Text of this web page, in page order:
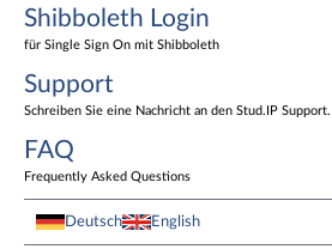
Shibboleth Login
für Single Sign On mit Shibboleth
Support
Schreiben Sie eine Nachricht an den Stud.IP Support.
FAQ
Frequently Asked Questions
Deutsch English